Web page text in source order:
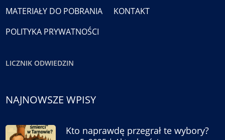
MATERIAŁY DO POBRANIA
KONTAKT
POLITYKA PRYWATNOŚCI
LICZNIK ODWIEDZIN
NAJNOWSZE WPISY
Kto naprawdę przegrał te wybory?